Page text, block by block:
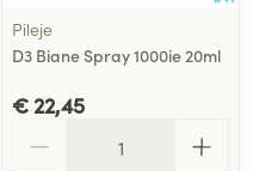
Pileje
D3 Biane Spray 1000ie 20ml
€ 22,45